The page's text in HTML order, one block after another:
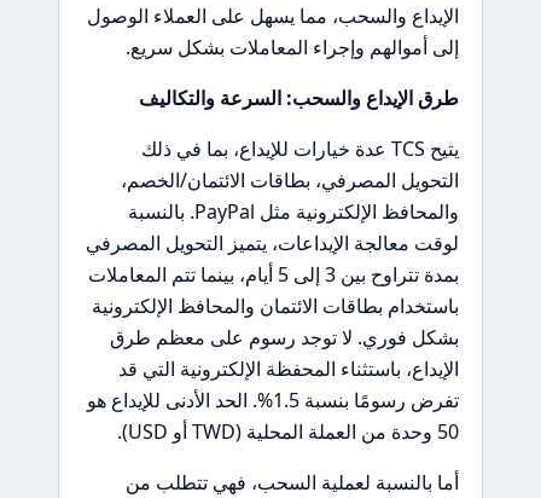
الإيداع والسحب، مما يسهل على العملاء الوصول
إلى أموالهم وإجراء المعاملات بشكل سريع.
طرق الإيداع والسحب: السرعة والتكاليف
يتيح TCS عدة خيارات للإيداع، بما في ذلك
التحويل المصرفي، بطاقات الائتمان/الخصم،
والمحافظ الإلكترونية مثل PayPal. بالنسبة
لوقت معالجة الإيداعات، يتميز التحويل المصرفي
بمدة تتراوح بين 3 إلى 5 أيام، بينما تتم المعاملات
باستخدام بطاقات الائتمان والمحافظ الإلكترونية
بشكل فوري. لا توجد رسوم على معظم طرق
الإيداع، باستثناء المحفظة الإلكترونية التي قد
تفرض رسومًا بنسبة 1.5%. الحد الأدنى للإيداع هو
50 وحدة من العملة المحلية (TWD أو USD).
أما بالنسبة لعملية السحب، فهي تتطلب من